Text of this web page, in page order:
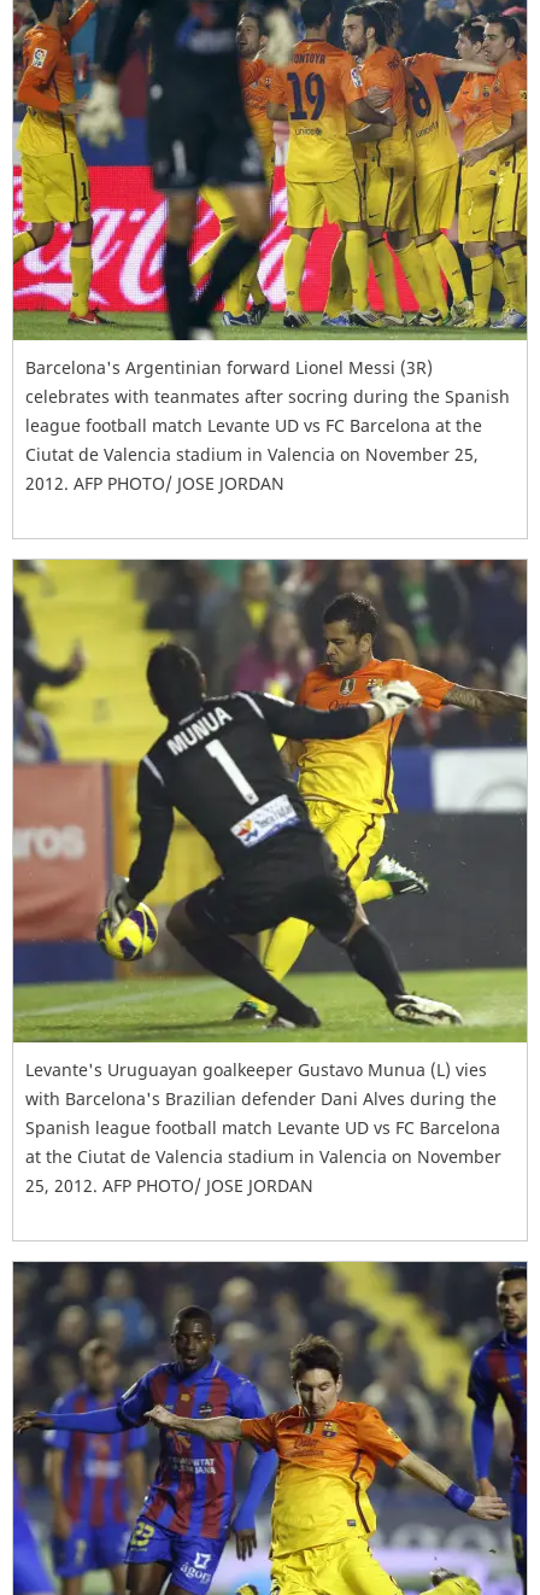
Barcelona's Argentinian forward Lionel Messi (3R)
celebrates with teanmates after socring during the Spanish
league football match Levante UD vs FC Barcelona at the
Ciutat de Valencia stadium in Valencia on November 25,
2012. AFP PHOTO/ JOSE JORDAN
Levante's Uruguayan goalkeeper Gustavo Munua (L) vies
with Barcelona's Brazilian defender Dani Alves during the
Spanish league football match Levante UD vs FC Barcelona
at the Ciutat de Valencia stadium in Valencia on November
25, 2012. AFP PHOTO/ JOSE JORDAN